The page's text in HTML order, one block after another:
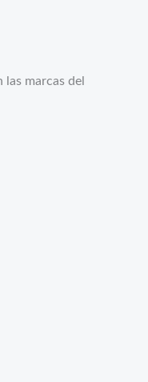
marcas del